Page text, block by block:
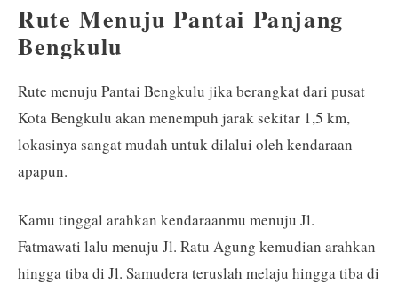
Rute Menuju Pantai Panjang
Bengkulu
Rute menuju Pantai Bengkulu jika berangkat dari pusat
Kota Bengkulu akan menempuh jarak sekitar 1,5 km,
lokasinya sangat mudah untuk dilalui oleh kendaraan
apapun.
Kamu tinggal arahkan kendaraanmu menuju Jl.
Fatmawati lalu menuju Jl. Ratu Agung kemudian arahkan
hingga tiba di Jl. Samudera teruslah melaju hingga tiba di